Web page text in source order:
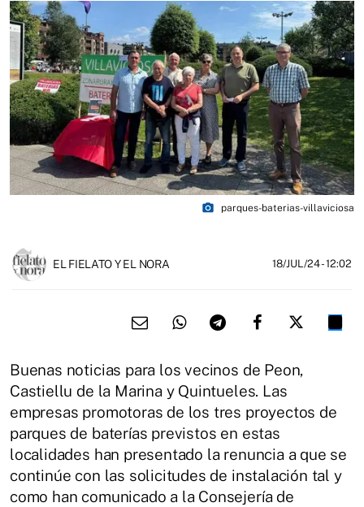
photo_camera parques-baterias-villaviciosa
EL FIELATO Y EL NORA 18/JUL/24- 12:02
Buenas noticias para los vecinos de Peon,
Castiellu de la Marina y Quintueles. Las
empresas promotoras de los tres proyectos de
parques de baterías previstos en estas
localidades han presentado la renuncia a que se
continúe con las solicitudes de instalación tal y
como han comunicado a la Consejería de